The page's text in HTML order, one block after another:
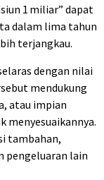
1 miliar” dapat
dalam lima tahun
terjangkau.
dengan nilai
mendukung
atau impian
menyesuaikannya.
tambahan,
pengeluaran lain